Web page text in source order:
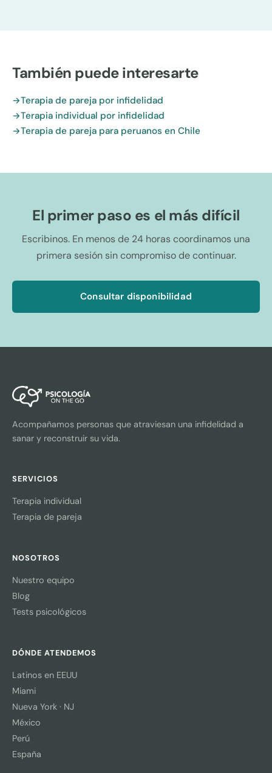
También puede interesarte
Terapia de pareja por infidelidad
Terapia individual por infidelidad
Terapia de pareja para peruanos en Chile
El primer paso es el más difícil
Escribinos. En menos de 24 horas coordinamos una
primera sesión sin compromiso de continuar.
Consultar disponibilidad
Acompañamos personas que atraviesan una infidelidad a
sanar y reconstruir su vida.
SERVICIOS
Terapia individual
Terapia de pareja
NOSOTROS
Nuestro equipo
Blog
Tests psicológicos
DÓNDE ATENDEMOS
Latinos en EEUU
Miami
Nueva York · NJ
México
Perú
España